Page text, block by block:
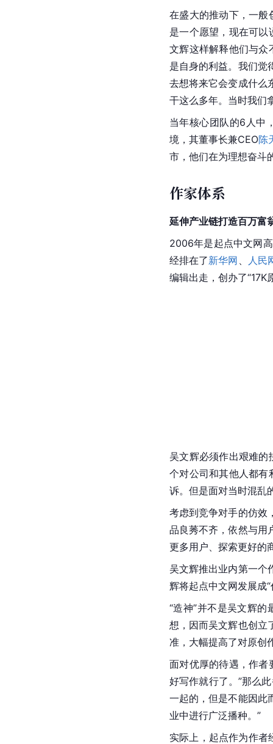
在盛大的推动下，一般
是一个愿望，现在可以
文辉这样解释他们与众
是自身的利益。我们觉
去想将来它会变成什么
干这么多年。当时我们
当年核心团队的6人中
境，其董事长兼CEO陈
市，他们在为理想奋斗
作家体系
延伸产业链打造百万富
2006年是起点中文网
经排在了新华网 、
人民
编辑出走，创办了“17K
吴文辉必须作出艰难的
个对公司和其他人都有
诉。但是面对当时混乱
考虑到竞争对手的仿效
品良莠不齐，依然与用
更多用户、探索更好的
吴文辉推出业内第一个
辉将起点中文网发展成
“造神”并不是吴文辉
想，因而吴文辉也创立
准，大幅提高了对原创
面对优厚的待遇，作者
好写作就行了。”那么
一起的，但是不能因此
业中进行广泛播种。”
实际上，起点作为作